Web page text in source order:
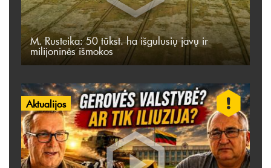
M. Rusteika: 50 tūkst. ha išgulusių javų ir
milijoninės išmokos
Aktualijos